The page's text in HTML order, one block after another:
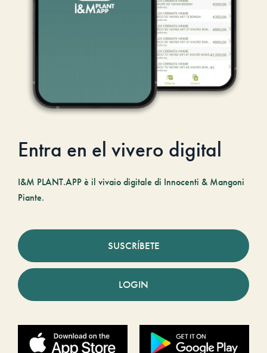
Entra en el vivero digital
I&M PLANT.APP è il vivaio digitale di Innocenti & Mangoni
Piante.
SUSCRÍBETE
LOGIN